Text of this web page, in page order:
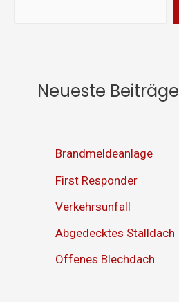
Neueste Beiträge
Brandmeldeanlage
First Responder
Verkehrsunfall
Abgedecktes Stalldach
Offenes Blechdach